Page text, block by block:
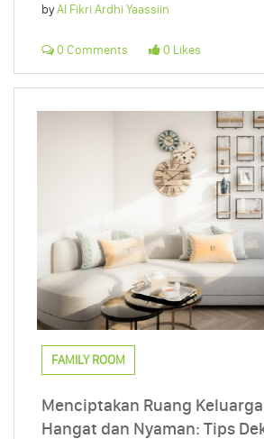
byAl Fikri Ardhi Yaassiin
0 Comments 0 Likes
FAMILY ROOM
Menciptakan Ruang
Hangat dan Nyaman: Tips